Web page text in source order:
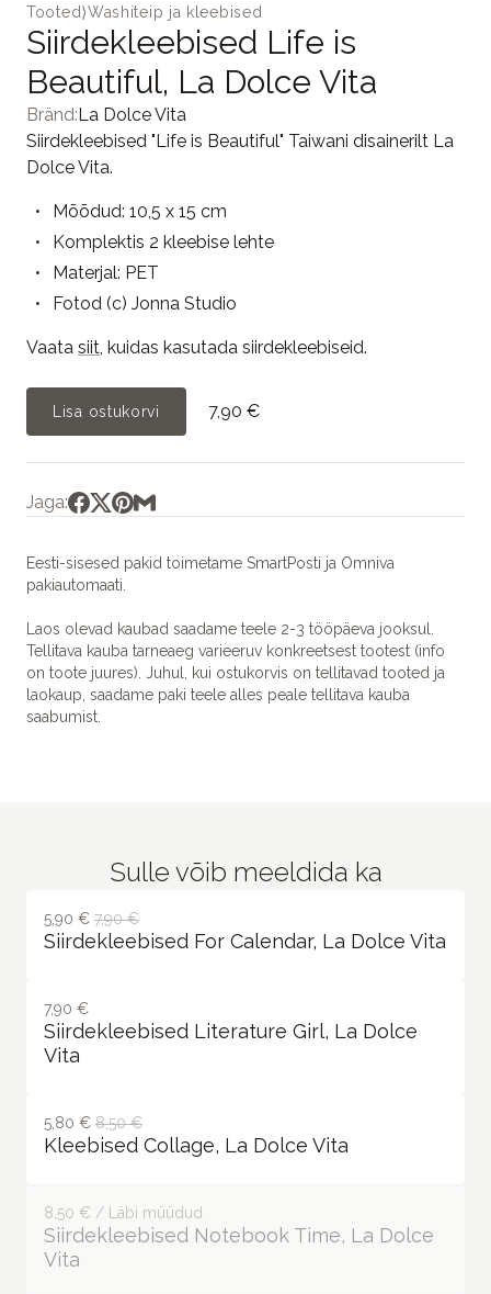
Tooted⟩Washiteip ja kleebised
Siirdekleebised Life is
Beautiful, La Dolce Vita
Bränd:La Dolce Vita
Siirdekleebised "Life is Beautiful" Taiwani disainerilt La
Dolce Vita.
Mõõdud: 10,5 x 15 cm
Komplektis 2 kleebise lehte
Materjal: PET
Fotod (c) Jonna Studio
Vaata siit , kuidas kasutada siirdekleebiseid.
Lisa ostukorvi 7,90 €
Jaga:
Eesti-sisesed pakid toimetame SmartPosti ja Omniva
pakiautomaati.
Laos olevad kaubad saadame teele 2-3 tööpäeva jooksul.
Tellitava kauba tarneaeg varieeruv konkreetsest tootest (info
on toote juures). Juhul, kui ostukorvis on tellitavad tooted ja
laokaup, saadame paki teele alles peale tellitava kauba
saabumist.
Sulle võib meeldida ka
5,90 € 7,90 €
Siirdekleebised For Calendar, La Dolce Vita
7,90 €
Siirdekleebised Literature Girl, La Dolce
Vita
5,80 € 8,50 €
Kleebised Collage, La Dolce Vita
8,50 € / Läbi müüdud
Siirdekleebised Notebook Time, La Dolce
Vita